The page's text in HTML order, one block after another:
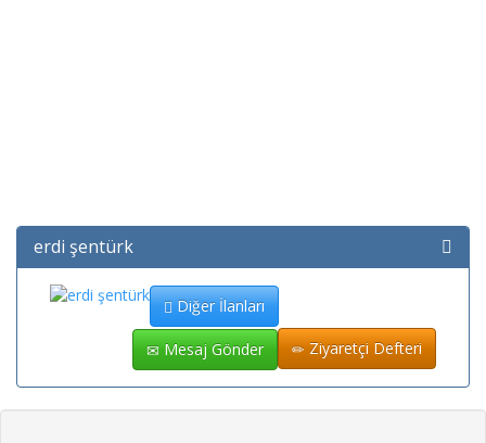
erdi şentürk
Diğer İlanları
Ziyaretçi Defteri
Mesaj Gönder